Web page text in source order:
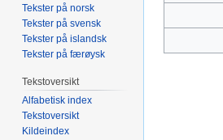
Tekster på norsk
Tekster på svensk
Tekster på islandsk
Tekster på færøysk
Tekstoversikt
Alfabetisk index
Tekstoversikt
Kildeindex